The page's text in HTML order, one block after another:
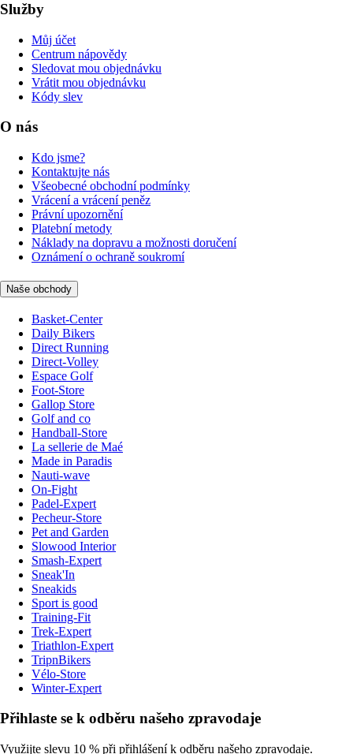
Služby
Můj účet
Centrum nápovědy
Sledovat mou objednávku
Vrátit mou objednávku
Kódy slev
O nás
Kdo jsme?
Kontaktujte nás
Všeobecné obchodní podmínky
Vrácení a vrácení peněz
Právní upozornění
Platební metody
Náklady na dopravu a možnosti doručení
Oznámení o ochraně soukromí
Naše obchody
Basket-Center
Daily Bikers
Direct Running
Direct-Volley
Espace Golf
Foot-Store
Gallop Store
Golf and co
Handball-Store
La sellerie de Maé
Made in Paradis
Nauti-wave
On-Fight
Padel-Expert
Pecheur-Store
Pet and Garden
Slowood Interior
Smash-Expert
Sneak'In
Sneakids
Sport is good
Training-Fit
Trek-Expert
Triathlon-Expert
TripnBikers
Vélo-Store
Winter-Expert
Přihlaste se k odběru našeho zpravodaje
Využijte slevu 10 % při přihlášení k odběru našeho zpravodaje.